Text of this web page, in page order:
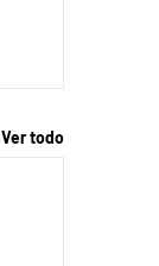
Ver todo